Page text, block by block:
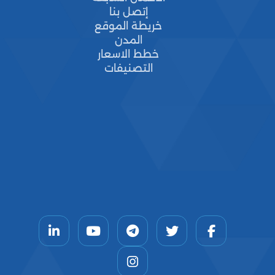
إتصل بنا
خريطة الموقع
المدن
خطط الاسعار
التصنيفات